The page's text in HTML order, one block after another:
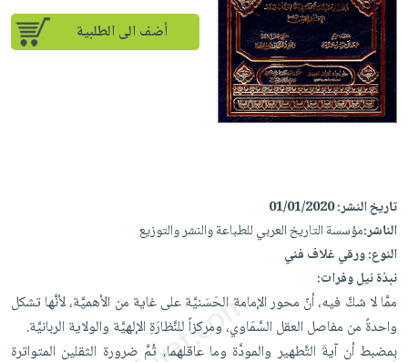
كتب
أكاديمية
صندوق
القراءة
English
أسئلة
يتكرر
طرحها
تحميل
تحميل
iKitab
على
Apple
طرحها
تحميل
masmu3
على
Android
Apple
الأكثر
مبيعاً
وسائل
تعليمية
صندوق
الصحة
والعناية
الشخصية
جديد
الشخصية
العناية
وتصفيف
الشعر
العناية
بالجسم
جديد
الكل
أواني
الطهي
أدوات
متجر
الهدايا
أقسام
أضف الى الطلبية
تاريخ النشر:01/01/2020
الناشر:مؤسسة التاريخ العربي للطباعة والنشر والتوزيع
النوع:ورقي غلاف فني
نبذة نيل وفرات:
ممَّا لا شكَّ فيه، أنّ محور الإمامة الحَسَنيَّة على غاية من الأهميَّة، لأنَّها تشكل
واحدةً من مفاصل العقل السَّمَاوي، ومركزاً للنَّظارَةِ الإلهيَّة والولاية الربانيَّة.
بمضبط أن آيةَ التَّطهير والمودَّة وما عاقلهما، ثُمَّ ضرورة الثقلين المتواترة